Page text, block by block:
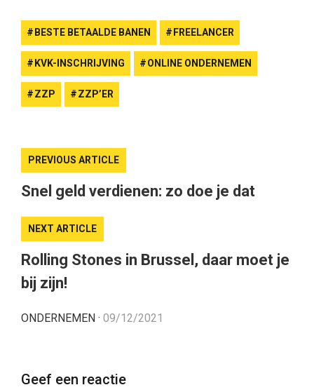
BESTE BETAALDE BANEN FREELANCER
KVK-INSCHRIJVING ONLINE ONDERNEMEN
ZZP ZZP’ER
PREVIOUS ARTICLE
Snel geld verdienen: zo doe je dat
NEXT ARTICLE
Rolling Stones in Brussel, daar moet je
bij zijn!
ONDERNEMEN · 09/12/2021
Geef een reactie